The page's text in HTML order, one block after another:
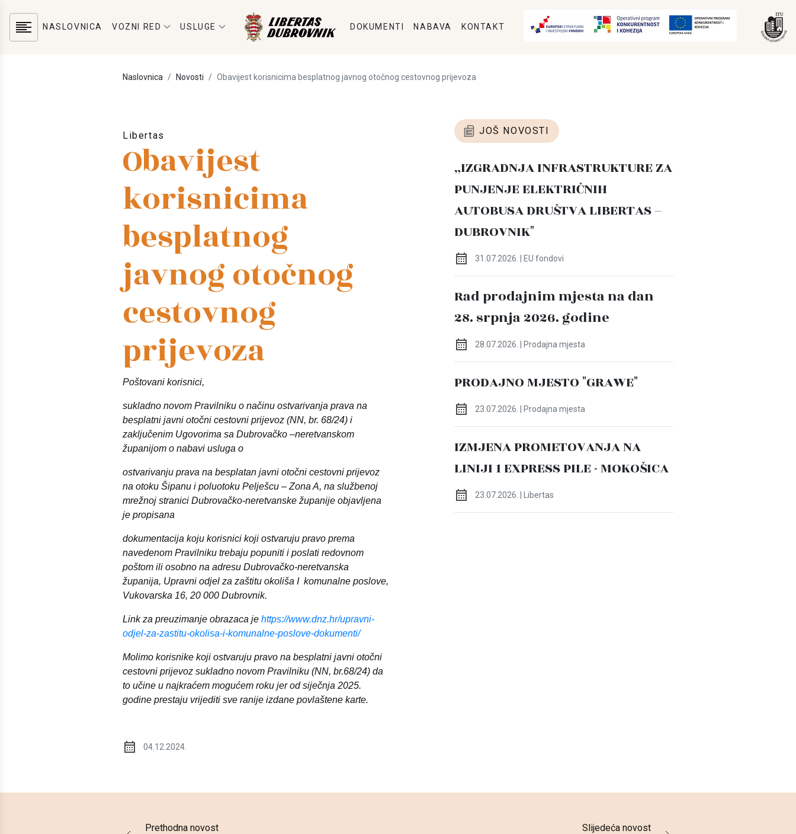
NASLOVNICA VOZNI RED USLUGE DOKUMENTI NABAVA KONTAKT
Naslovnica Novosti Obavijest korisnicima besplatnog javnog otočnog cestovnog prijevoza
Libertas
Obavijest
korisnicima
besplatnog
javnog otočnog
cestovnog
prijevoza
Poštovani korisnici,
sukladno novom Pravilniku o načinu ostvarivanja prava na
besplatni javni otočni cestovni prijevoz (NN, br. 68/24) i
zaključenim Ugovorima sa Dubrovačko –neretvanskom
županijom o nabavi usluga o
ostvarivanju prava na besplatan javni otočni cestovni prijevoz
na otoku Šipanu i poluotoku Pelješcu – Zona A, na službenoj
mrežnoj stranici Dubrovačko-neretvanske županije objavljena
je propisana
dokumentacija koju korisnici koji ostvaruju pravo prema
navedenom Pravilniku trebaju popuniti i poslati redovnom
poštom ili osobno na adresu Dubrovačko-neretvanska
županija, Upravni odjel za zaštitu okoliša I komunalne poslove,
Vukovarska 16, 20 000 Dubrovnik.
Link za preuzimanje obrazaca je https://www.dnz.hr/upravni-
odjel-za-zastitu-okolisa-i-komunalne-poslove-dokumenti/
Molimo korisnike koji ostvaruju pravo na besplatni javni otočni
cestovni prijevoz sukladno novom Pravilniku (NN, br.68/24) da
to učine u najkraćem mogućem roku jer od siječnja 2025.
godine prestaju vrijediti sve ranije izdane povlaštene karte.
04.12.2024.
JOŠ NOVOSTI
„IZGRADNJA INFRASTRUKTURE ZA
PUNJENJE ELEKTRIČNIH
AUTOBUSA DRUŠTVA LIBERTAS –
DUBROVNIK"
31.07.2026. | EU fondovi
Rad prodajnim mjesta na dan
28. srpnja 2026. godine
28.07.2026. | Prodajna mjesta
PRODAJNO MJESTO "GRAWE"
23.07.2026. | Prodajna mjesta
IZMJENA PROMETOVANJA NA
LINIJI 1 EXPRESS PILE - MOKOŠICA
23.07.2026. | Libertas
Prethodna novost Slijedeća novost